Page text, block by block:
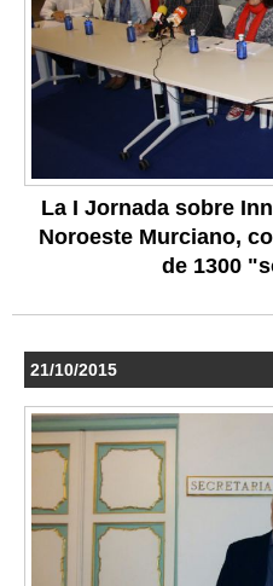
La I Jornada sobre
Noroeste Murciano,
de 1300
21/10/2015